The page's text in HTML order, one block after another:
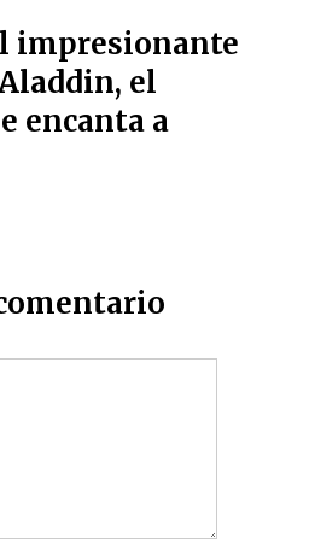
impresionante
el
encanta a